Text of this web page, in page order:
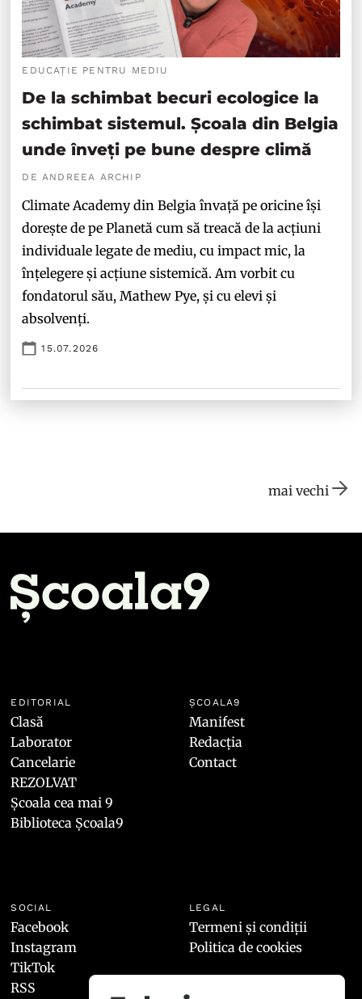
EDUCAȚIE PENTRU MEDIU
De la schimbat becuri ecologice la
schimbat sistemul. Școala din Belgia
unde înveți pe bune despre climă
DE ANDREEA ARCHIP
Climate Academy din Belgia învață pe oricine își
dorește de pe Planetă cum să treacă de la acțiuni
individuale legate de mediu, cu impact mic, la
înțelegere și acțiune sistemică. Am vorbit cu
fondatorul său, Mathew Pye, și cu elevi și
absolvenți.
15.07.2026
mai vechi
EDITORIAL
Clasă
Laborator
Cancelarie
REZOLVAT
Școala cea mai 9
Biblioteca Școala9
ȘCOALA9
Manifest
Redacția
Contact
SOCIAL
Facebook
Instagram
TikTok
RSS
LEGAL
Termeni și condiții
Politica de cookies